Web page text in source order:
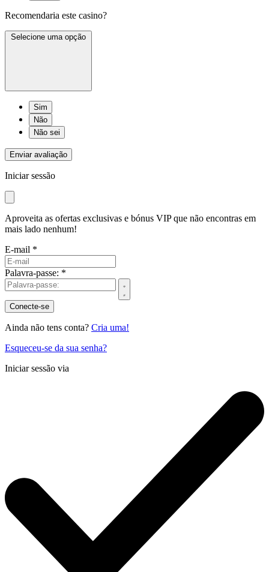
Recomendaria este casino?
Selecione uma opção
Sim
Não
Não sei
Enviar avaliação
Iniciar sessão
Aproveita as ofertas exclusivas e bónus VIP que não encontras em
mais lado nenhum!
E-mail *
Palavra-passe: *
Conecte-se
Ainda não tens conta? Cria uma!
Esqueceu-se da sua senha?
Iniciar sessão via